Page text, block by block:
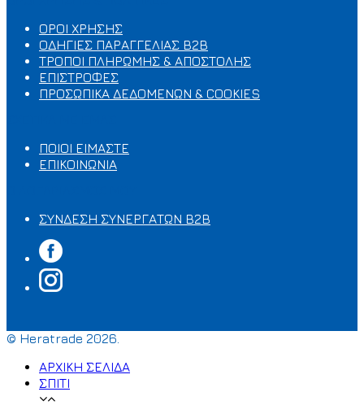
ΟΡΟΙ ΧΡΗΣΗΣ
ΟΔΗΓΙΕΣ ΠΑΡΑΓΓΕΛΙΑΣ B2B
ΤΡΟΠΟΙ ΠΛΗΡΩΜΗΣ & ΑΠΟΣΤΟΛΗΣ
ΕΠΙΣΤΡΟΦΕΣ
ΠΡΟΣΩΠΙΚΑ ΔΕΔΟΜΕΝΩΝ & COOKIES
ΠΟΙΟΙ ΕΙΜΑΣΤΕ
ΕΠΙΚΟΙΝΩΝΙΑ
ΣΥΝΔΕΣΗ ΣΥΝΕΡΓΑΤΩΝ B2B
© Heratrade 2026.
ΑΡΧΙΚΗ ΣΕΛΙΔΑ
ΣΠΙΤΙ